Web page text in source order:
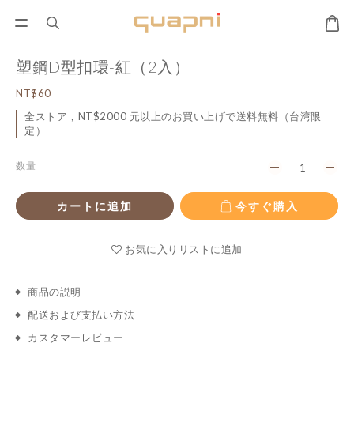
塑鋼D型扣環-紅（2入）
NT$60
全ストア，NT$2000 元以上のお買い上げで送料無料（台湾限
定）
数量
カートに追加 今すぐ購入
お気に入りリストに追加
商品の説明
配送および支払い方法
カスタマーレビュー